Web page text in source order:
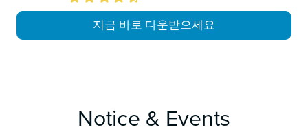
지금 바로 다운받으세요
Notice & Events